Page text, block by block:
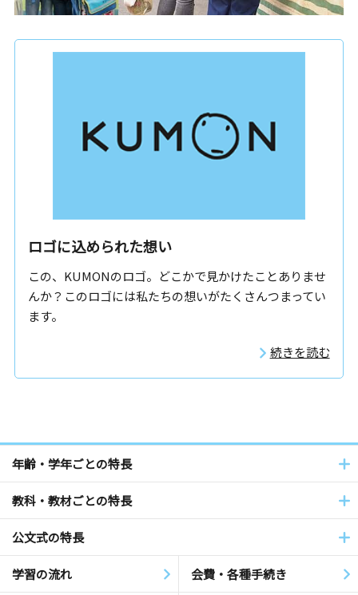
ロゴに込められた想い
この、KUMONのロゴ。どこかで見かけたことありませ
んか？ このロゴには私たちの想いがたくさんつまってい
ます。
続きを読む
年齢・学年ごとの特長
教科・教材ごとの特長
公文式の特長
学習の流れ 会費・各種手続き